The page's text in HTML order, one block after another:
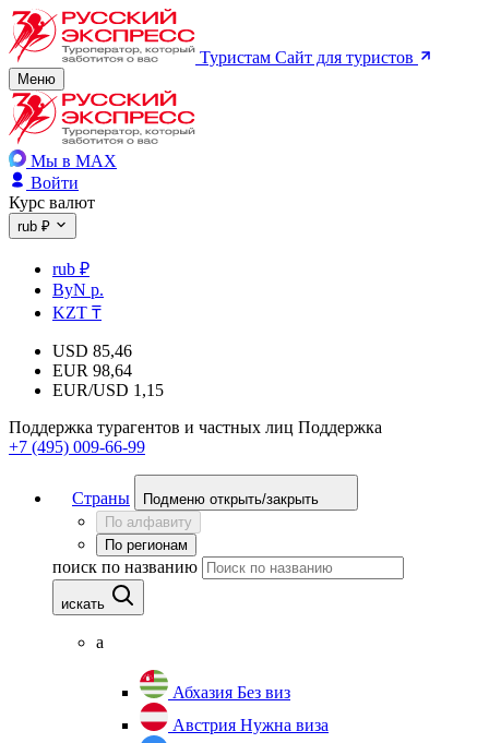
Туристам Сайт для туристов
Меню
Мы в MAX
Войти
Курс валют
rub ₽
rub ₽
ByN р.
KZT ₸
USD 85,46
EUR 98,64
EUR/USD 1,15
Поддержка турагентов и частных лиц Поддержка
+7 (495) 009-66-99
Страны
Подменю открыть/закрыть
По алфавиту
По регионам
поиск по названию
искать
а
Абхазия Без виз
Австрия Нужна виза